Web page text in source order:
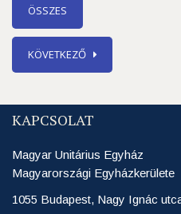
ÖSSZES
KÖVETKEZŐ
KAPCSOLAT
Magyar Unitárius Egyház
Magyarországi Egyházkerülete
1055 Budapest, Nagy Ignác